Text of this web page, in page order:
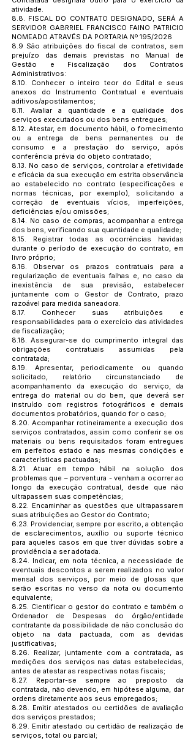
atividade.
8.8. FISCAL DO CONTRATO DESIGNADO, SERÁ A
SERVIDOR GABRRIEL FRANCISCO FAINO PATRICIO
NOMEADO ATRAVÉS DA PORTARIA Nº 195/2026
8.9 São atribuições do fiscal de contratos, sem
prejuízo das demais previstas no Manual de
Gestão e Fiscalização dos Contratos
Administrativos:
8.10. Conhecer o inteiro teor do Edital e seus
anexos do Instrumento Contratual e eventuais
aditivos/apostilamentos;
8.11. Avaliar a quantidade e a qualidade dos
serviços executados ou dos bens entregues;
8.12. Atestar, em documento hábil, o fornecimento
ou a entrega de bens permanentes ou de
consumo e a prestação do serviço, após
conferência prévia do objeto contratado;
8.13. No caso de serviços, controlar a efetividade
e eficácia da sua execução em estrita observância
ao estabelecido no contrato (especificações e
normas técnicas, por exemplo), solicitando a
correção de eventuais vícios, imperfeições,
deficiências e/ou omissões;
8.14. No caso de compras, acompanhar a entrega
dos bens, verificando sua quantidade e qualidade;
8.15. Registrar todas as ocorrências havidas
durante o período de execução do contrato, em
livro próprio;
8.16. Observar os prazos contratuais para a
regularização de eventuais falhas e, no caso da
inexistência de sua previsão, estabelecer
juntamente com o Gestor de Contrato, prazo
razoável para medida saneadora.
8.17. Conhecer suas atribuições e
responsabilidades para o exercício das atividades
de fiscalização;
8.18. Assegurar-se do cumprimento integral das
obrigações contratuais assumidas pela
contratada;
8.19. Apresentar, periodicamente ou quando
solicitado, relatório circunstanciado de
acompanhamento da execução do serviço, da
entrega do material ou do bem, que deverá ser
instruído com registros fotográficos e demais
documentos probatórios, quando for o caso;
8.20. Acompanhar rotineiramente a execução dos
serviços contratados, assim como conferir se os
materiais ou bens requisitados foram entregues
em perfeitos estado e nas mesmas condições e
características pactuadas;
8.21. Atuar em tempo hábil na solução dos
problemas que – porventura - venham a ocorrer ao
longo da execução contratual, desde que não
ultrapassem suas competências;
8.22. Encaminhar as questões que ultrapassarem
suas atribuições ao Gestor do Contrato;
6.23. Providenciar, sempre por escrito, a obtenção
de esclarecimentos, auxílio ou suporte técnico
para aqueles casos em que tiver dúvidas sobre a
providência a ser adotada.
8.24. Indicar, em nota técnica, a necessidade de
eventuais descontos a serem realizados no valor
mensal dos serviços, por meio de glosas que
serão escritas no verso da nota ou documento
equivalente;
8.25. Cientificar o gestor do contrato e também o
Ordenador de Despesas do órgão/entidade
contratante da possibilidade de não conclusão do
objeto na data pactuada, com as devidas
justificativas;
8.26. Realizar, juntamente com a contratada, as
medições dos serviços nas datas estabelecidas,
antes de atestar as respectivas notas fiscais;
8.27. Reportar-se sempre ao preposto da
contratada, não devendo, em hipótese alguma, dar
ordens diretamente aos seus empregados;
8.28. Emitir atestados ou certidões de avaliação
dos serviços prestados;
8.29. Emitir atestado ou certidão de realização de
serviços, total ou parcial;